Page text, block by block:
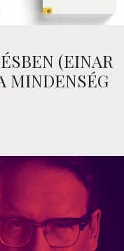
(EINAR
MINDENSÉG